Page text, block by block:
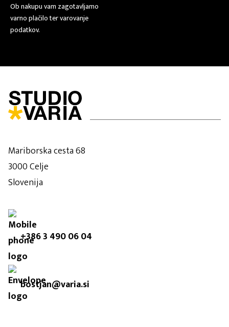
Ob nakupu vam zagotavljamo
varno plačilo ter varovanje
podatkov.
Mariborska cesta 68
3000 Celje
Slovenija
+386 3 490 06 04
bostjan@varia.si